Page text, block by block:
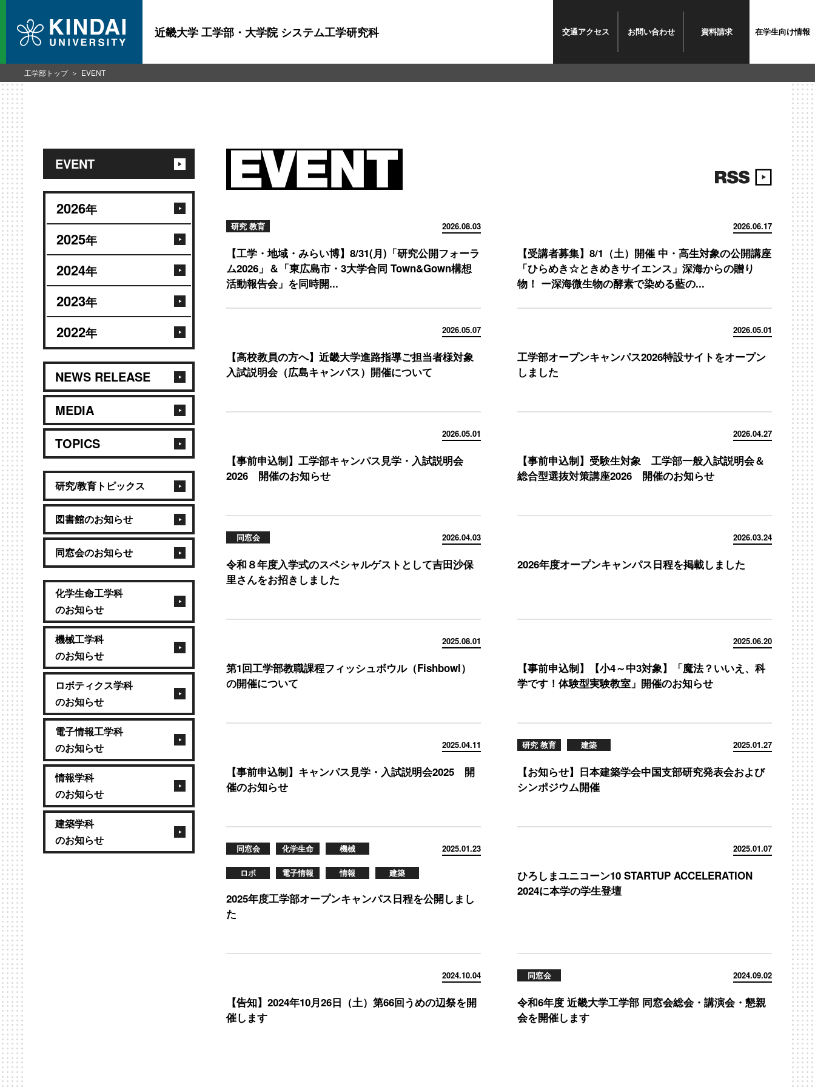
近畿大学 工学部・大学院 システム工学研究科 交通アクセス お問い合わせ 資料請求 在学生向け情報
EVENT
2026年
2025年
2024年
2023年
2022年
NEWS RELEASE
MEDIA
TOPICS
研究/教育トピックス
図書館のお知らせ
同窓会のお知らせ
化学生命工学科
のお知らせ
機械工学科
のお知らせ
ロボティクス学科
のお知らせ
電子情報工学科
のお知らせ
情報学科
のお知らせ
建築学科
のお知らせ
2026.08.03
研究 教育
【工学・地域・みらい博】8/31(月)「研究公開フォーラ
ム2026」＆「東広島市・3大学合同 Town&Gown構想
活動報告会」を同時開...
2026.06.17
【受講者募集】8/1（土）開催 中・高生対象の公開講座
「ひらめき☆ときめきサイエンス」深海からの贈り
物！ ー深海微生物の酵素で染める藍の...
2026.05.07
【高校教員の方へ】近畿大学進路指導ご担当者様対象
入試説明会（広島キャンパス）開催について
2026.05.01
工学部オープンキャンパス2026特設サイトをオープン
しました
2026.05.01
【事前申込制】工学部キャンパス見学・入試説明会
2026 開催のお知らせ
2026.04.27
【事前申込制】受験生対象 工学部一般入試説明会＆
総合型選抜対策講座2026 開催のお知らせ
2026.04.03
同窓会
令和８年度入学式のスペシャルゲストとして吉田沙保
里さんをお招きしました
2026.03.24
2026年度オープンキャンパス日程を掲載しました
2025.08.01
第1回工学部教職課程フィッシュボウル（Fishbowl）
の開催について
2025.06.20
【事前申込制】【小4～中3対象】「魔法？いいえ、科
学です！体験型実験教室」開催のお知らせ
2025.04.11
【事前申込制】キャンパス見学・入試説明会2025 開
催のお知らせ
2025.01.27
研究 教育 建築
【お知らせ】日本建築学会中国支部研究発表会および
シンポジウム開催
2025.01.23
同窓会 化学生命 機械
ロボ 電子情報 情報 建築
2025年度工学部オープンキャンパス日程を公開しまし
た
2025.01.07
ひろしまユニコーン10 STARTUP ACCELERATION
2024に本学の学生登壇
2024.10.04
【告知】2024年10月26日（土）第66回うめの辺祭を開
催します
2024.09.02
同窓会
令和6年度 近畿大学工学部 同窓会総会・講演会・懇親
会を開催します
工学部トップ EVENT